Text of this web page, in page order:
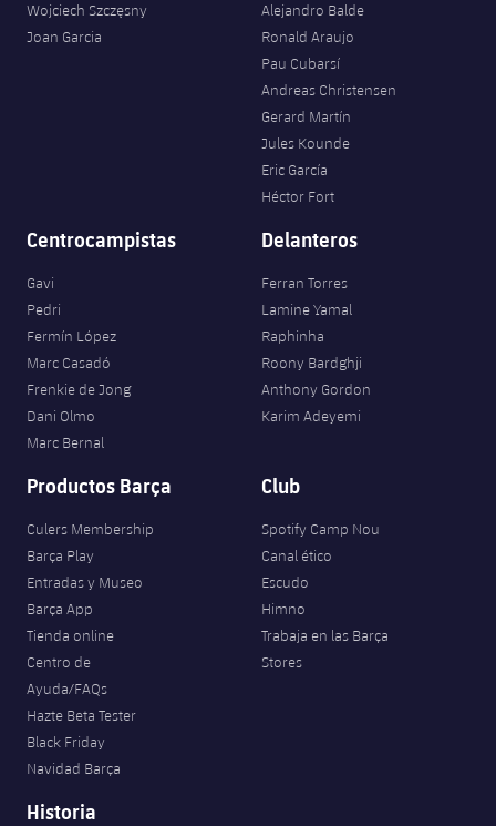
Wojciech Szczęsny
Joan Garcia
Alejandro Balde
Ronald Araujo
Pau Cubarsí
Andreas Christensen
Gerard Martín
Jules Kounde
Eric García
Héctor Fort
Centrocampistas
Gavi
Pedri
Fermín López
Marc Casadó
Frenkie de Jong
Dani Olmo
Marc Bernal
Delanteros
Ferran Torres
Lamine Yamal
Raphinha
Roony Bardghji
Anthony Gordon
Karim Adeyemi
Productos Barça
Culers Membership
Barça Play
Entradas y Museo
Barça App
Tienda online
Centro de
Ayuda/FAQs
Hazte Beta Tester
Black Friday
Navidad Barça
Club
Spotify Camp Nou
Canal ético
Escudo
Himno
Trabaja en las Barça
Stores
Historia